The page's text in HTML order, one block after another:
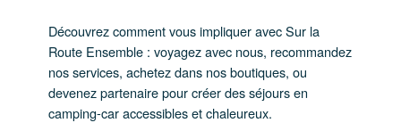
Découvrez comment vous impliquer avec Sur la
Route Ensemble : voyagez avec nous, recommandez
nos services, achetez dans nos boutiques, ou
devenez partenaire pour créer des séjours en
camping-car accessibles et chaleureux.